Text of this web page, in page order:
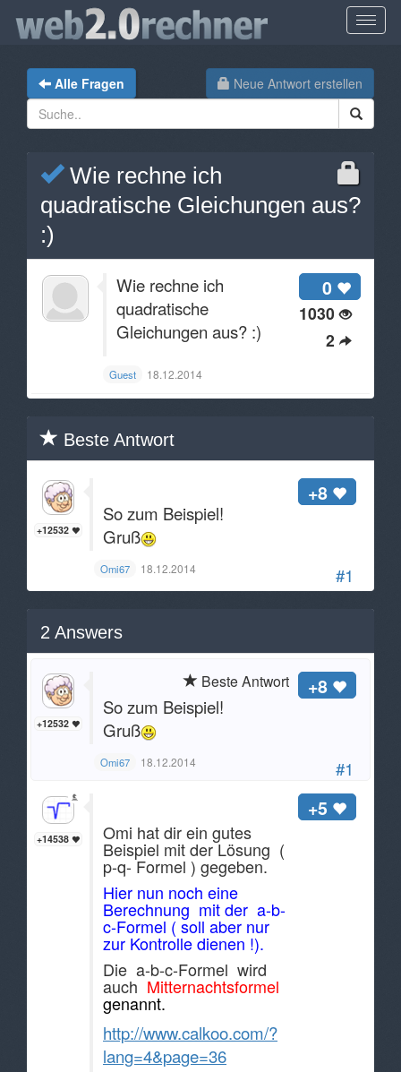
Neue Antwort erstellen
Alle Fragen
Wie rechne ich
quadratische Gleichungen aus?
:)
0
1030
2
Wie rechne ich
quadratische
Gleichungen aus? :)
Guest 18.12.2014
Beste Antwort
#1
+12532
+8
So zum Beispiel!
Gruß
Omi67 18.12.2014
2 Answers
#1
+12532
+8
Beste Antwort
So zum Beispiel!
Gruß
Omi67 18.12.2014
+14538
+5
Omi hat dir ein gutes
Beispiel mit der Lösung (
p-q- Formel ) gegeben.
Hier nun noch eine
Berechnung mit der a-b-
c-Formel ( soll aber nur
zur Kontrolle dienen !).
Die a-b-c-Formel wird
auch Mitternachtsformel
genannt.
http://www.calkoo.com/?
lang=4&page=36